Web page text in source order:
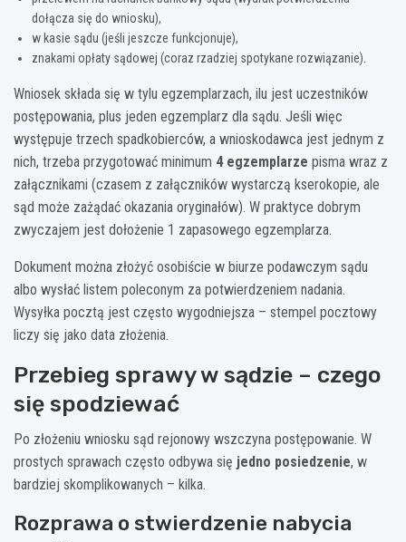
dołącza się do wniosku),
w kasie sądu (jeśli jeszcze funkcjonuje),
znakami opłaty sądowej (coraz rzadziej spotykane rozwiązanie).
Wniosek składa się w tylu egzemplarzach, ilu jest uczestników
postępowania, plus jeden egzemplarz dla sądu. Jeśli więc
występuje trzech spadkobierców, a wnioskodawca jest jednym z
nich, trzeba przygotować minimum 4 egzemplarze pisma wraz z
załącznikami (czasem z załączników wystarczą kserokopie, ale
sąd może zażądać okazania oryginałów). W praktyce dobrym
zwyczajem jest dołożenie 1 zapasowego egzemplarza.
Dokument można złożyć osobiście w biurze podawczym sądu
albo wysłać listem poleconym za potwierdzeniem nadania.
Wysyłka pocztą jest często wygodniejsza – stempel pocztowy
liczy się jako data złożenia.
Przebieg sprawy w sądzie – czego
się spodziewać
Po złożeniu wniosku sąd rejonowy wszczyna postępowanie. W
prostych sprawach często odbywa się jedno posiedzenie, w
bardziej skomplikowanych – kilka.
Rozprawa o stwierdzenie nabycia